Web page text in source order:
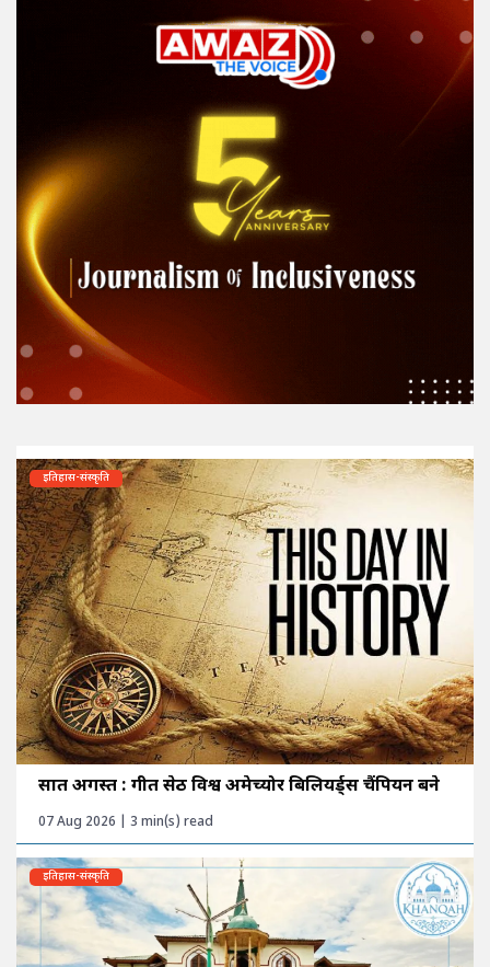
इतिहास-संस्कृति
सात अगस्त : गीत सेठी विश्व अमेच्योर बिलियर्ड्स चैंपियन बने
07 Aug 2026 | 3 min(s) read
इतिहास-संस्कृति